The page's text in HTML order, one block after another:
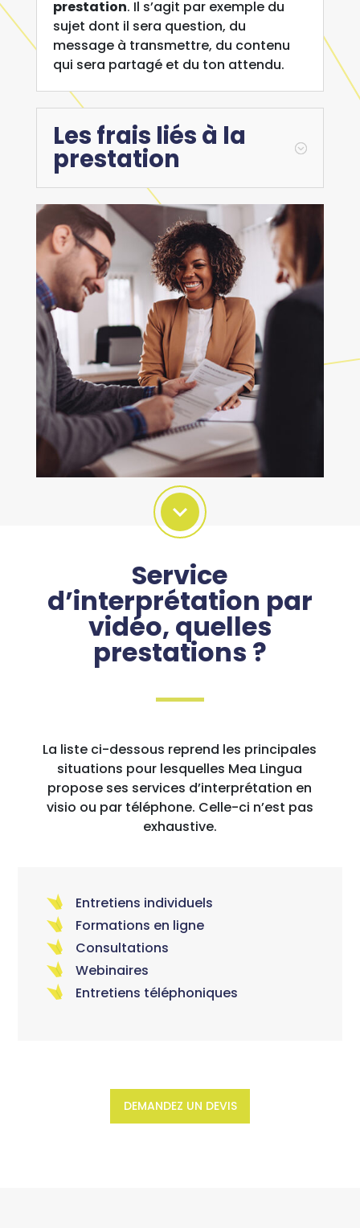
prestation. Il s’agit par exemple du
sujet dont il sera question, du
message à transmettre, du contenu
qui sera partagé et du ton attendu.
Les frais liés à la
prestation
Service
d’interprétation par
vidéo, quelles
prestations ?
La liste ci-dessous reprend les principales
situations pour lesquelles Mea Lingua
propose ses services d’interprétation en
visio ou par téléphone. Celle-ci n’est pas
exhaustive.
Entretiens individuels
Formations en ligne
Consultations
Webinaires
Entretiens téléphoniques
DEMANDEZ UN DEVIS